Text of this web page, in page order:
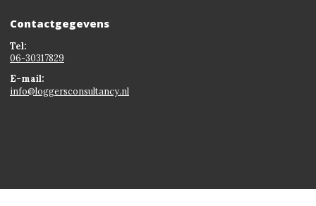
Contactgegevens
Tel:
06-30317829
E-mail:
info@loggersconsultancy.nl